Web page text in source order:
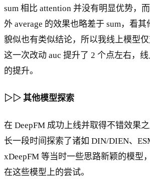
sum 相比 attention 并没有明显优势，
外 average 的效果也略差于 sum，看
貌似也有类似结论，所以我线上模型仅
这一次改动 auc 提升了 2 个点左右，
的提升。
▷▷ 其他模型探索
在 DeepFM 成功上线并取得不错效果
长一段时间探索了诸如 DIN/DIEN、
xDeepFM 等当时一些思路新颖的模型
在这些模型上的尝试。